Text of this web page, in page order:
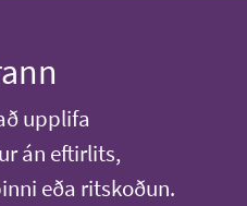
upplifa
án eftirlits,
eða ritskoðun.